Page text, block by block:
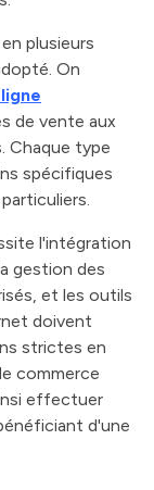
plusieurs
On
de vente aux
Chaque type
spécifiques
l'intégration
gestion des
et les outils
doivent
strictes en
commerce
effectuer
d'une